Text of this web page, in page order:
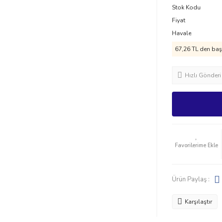
Stok Kodu
Fiyat
Havale
67,26 TL den
Hızlı Gönderi
Ürün Paylaş :
Karşılaştır